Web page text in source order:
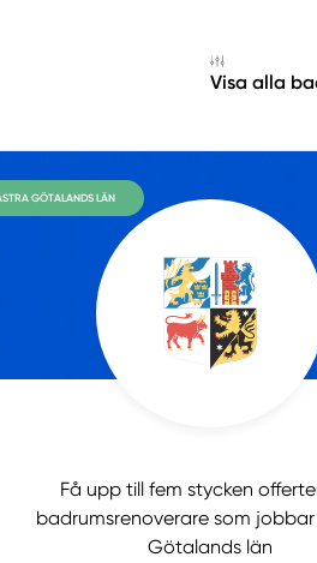
Visa alla
GÖTALANDS LÄN
Få upp till fem stycken
badrumsrenoverare som jobbar
Götalands län